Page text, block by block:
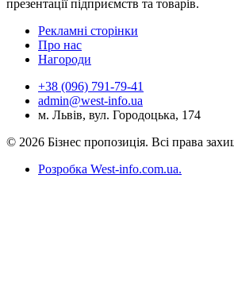
презентації підприємств та товарів.
Рекламні сторінки
Про нас
Нагороди
+38 (096) 791-79-41
admin@west-info.ua
м. Львів, вул. Городоцька, 174
© 2026 Бізнес пропозиція. Всі права
Розробка West-info.com.ua.